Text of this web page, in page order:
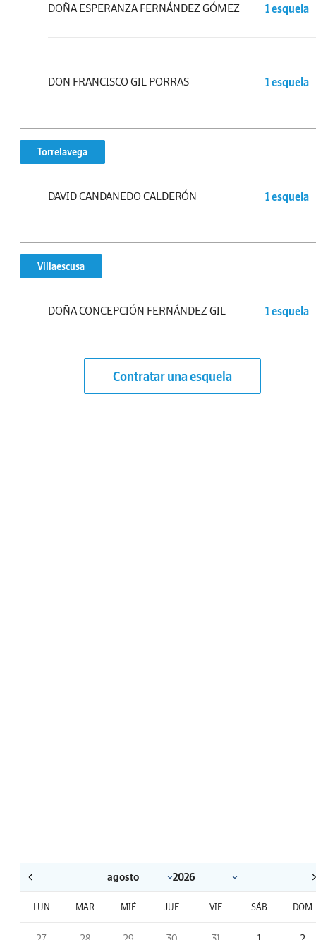
DOÑA ESPERANZA FERNÁNDEZ GÓMEZ 1 esquela
DON FRANCISCO GIL PORRAS 1 esquela
Torrelavega
DAVID CANDANEDO CALDERÓN 1 esquela
Villaescusa
DOÑA CONCEPCIÓN FERNÁNDEZ GIL 1 esquela
Contratar una esquela
LUN MAR MIÉ JUE VIE SÁB DOM